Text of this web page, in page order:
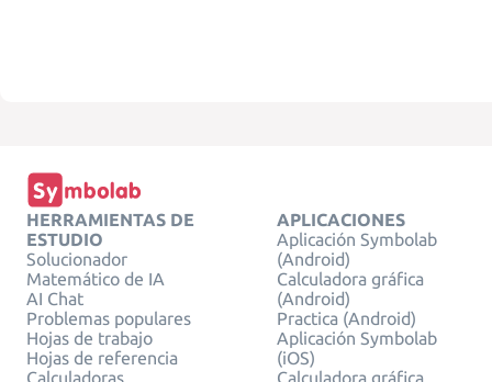
HERRAMIENTAS DE
ESTUDIO
Solucionador
Matemático de IA
AI Chat
Problemas populares
Hojas de trabajo
Hojas de referencia
APLICACIONES
Aplicación Symbolab
(Android)
Calculadora gráfica
(Android)
Practica (Android)
Aplicación Symbolab
(iOS)